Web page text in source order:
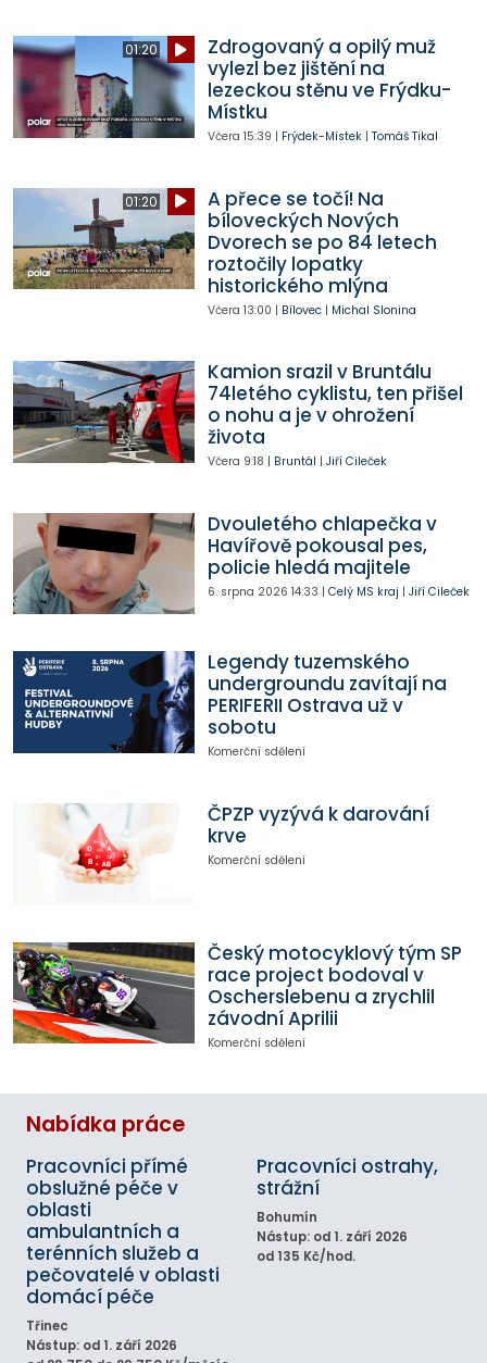
01:20
Zdrogovaný a opilý muž
vylezl bez jištění na
lezeckou stěnu ve Frýdku-
Místku
Včera 15:39 | Frýdek-Místek| Tomáš Tikal
01:20
A přece se točí! Na
bíloveckých Nových
Dvorech se po 84 letech
roztočily lopatky
historického mlýna
Včera 13:00 | Bílovec| Michal Slonina
Kamion srazil v Bruntálu
74letého cyklistu, ten přišel
o nohu a je v ohrožení
života
Včera 9:18 | Bruntál | Jiří Cileček
Dvouletého chlapečka v
Havířově pokousal pes,
policie hledá majitele
6. srpna 2026 14:33 | Celý MS kraj | Jiří Cileček
Legendy tuzemského
undergroundu zavítají na
PERIFERII Ostrava už v
sobotu
Komerční sdělení
ČPZP vyzývá k darování
krve
Komerční sdělení
Český motocyklový tým SP
race project bodoval v
Oscherslebenu a zrychlil
závodní Aprilii
Komerční sdělení
Nabídka práce
Pracovníci přímé
obslužné péče v
oblasti
ambulantních a
terénních služeb a
pečovatelé v oblasti
domácí péče
Třinec
Nástup: od 1. září 2026
Pracovníci ostrahy,
strážní
Bohumín
Nástup: od 1. září 2026
od 135 Kč/hod.